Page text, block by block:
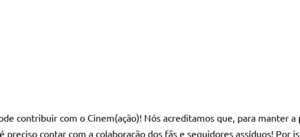
contribuir com o Cinem(ação)! Nós acreditamos que, para manter
contar com a colaboração dos fãs e seguidores assíduos! Por